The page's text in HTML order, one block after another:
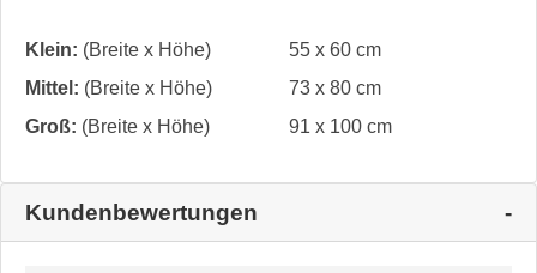
Klein: (Breite x Höhe)
55 x 60 cm
Mittel: (Breite x Höhe)
73 x 80 cm
Groß: (Breite x Höhe) 91 x 100 cm
Kundenbewertungen